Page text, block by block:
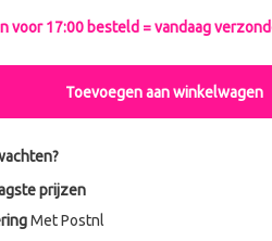
voor 17:00 besteld = vandaag
Toevoegen aan winkelwagen
prijzen
Met Postnl